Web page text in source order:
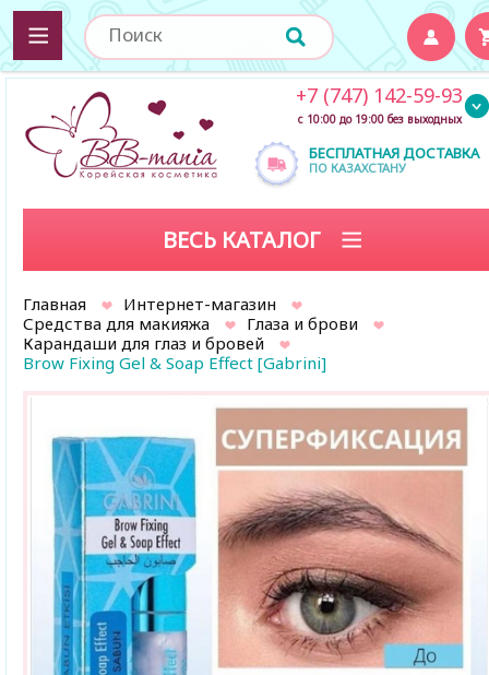
БЕСПЛАТНАЯ ДОСТАВКА
ПО КАЗАХСТАНУ
+7 (747) 142-59-93
с 10:00 до 19:00 без выходных
ВЕСЬ КАТАЛОГ
Главная
Интернет-магазин
Средства для макияжа
Глаза и брови
Карандаши для глаз и бровей
Brow Fixing Gel & Soap Effect [Gabrini]